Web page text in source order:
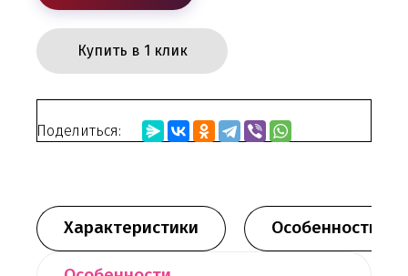
Купить в 1 клик
Поделиться:
Особенности
Характеристики